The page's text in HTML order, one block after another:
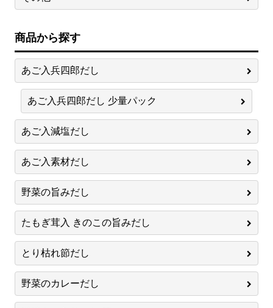
商品から探す
あご入兵四郎だし
あご入兵四郎だし 少量パック
あご入減塩だし
あご入素材だし
野菜の旨みだし
たもぎ茸入 きのこの旨みだし
とり枯れ節だし
野菜のカレーだし